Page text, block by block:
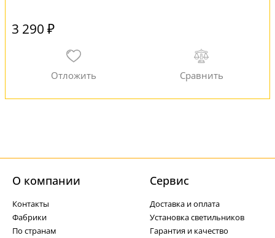
3 290 ₽
О компании
Контакты
Фабрики
По странам
Cервис
Доставка и оплата
Установка светильников
Гарантия и качество